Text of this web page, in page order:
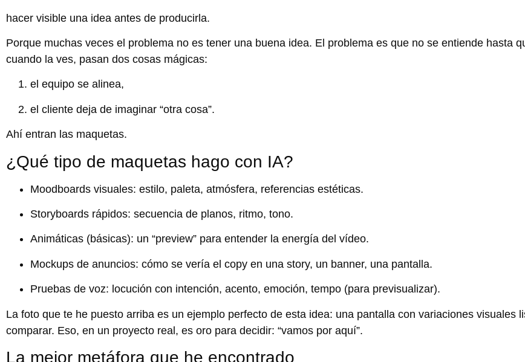
hacer visible una idea antes de producirla.
Porque muchas veces el problema no es tener una buena idea. El problema es que no se entiende hasta
cuando la ves, pasan dos cosas mágicas:
el equipo se alinea,
el cliente deja de imaginar “otra cosa”.
Ahí entran las maquetas.
¿Qué tipo de maquetas hago con IA?
Moodboards visuales: estilo, paleta, atmósfera, referencias estéticas.
Storyboards rápidos: secuencia de planos, ritmo, tono.
Animáticas (básicas): un “preview” para entender la energía del vídeo.
Mockups de anuncios: cómo se vería el copy en una story, un banner, una pantalla.
Pruebas de voz: locución con intención, acento, emoción, tempo (para previsualizar).
La foto que te he puesto arriba es un ejemplo perfecto de esta idea: una pantalla con variaciones visuales
comparar. Eso, en un proyecto real, es oro para decidir: “vamos por aquí”.
La mejor metáfora que he encontrado